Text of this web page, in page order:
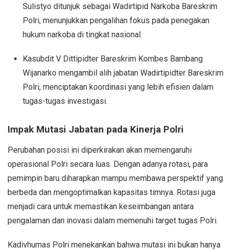
Sulistyo ditunjuk sebagai Wadirtipid Narkoba Bareskrim
Polri, menunjukkan pengalihan fokus pada penegakan
hukum narkoba di tingkat nasional.
Kasubdit V Dittipidter Bareskrim Kombes Bambang
Wijanarko mengambil alih jabatan Wadirtipidter Bareskrim
Polri, menciptakan koordinasi yang lebih efisien dalam
tugas-tugas investigasi.
Impak Mutasi Jabatan pada Kinerja Polri
Perubahan posisi ini diperkirakan akan memengaruhi
operasional Polri secara luas. Dengan adanya rotasi, para
pemimpin baru diharapkan mampu membawa perspektif yang
berbeda dan mengoptimalkan kapasitas timnya. Rotasi juga
menjadi cara untuk memastikan keseimbangan antara
pengalaman dan inovasi dalam memenuhi target tugas Polri.
Kadivhumas Polri menekankan bahwa mutasi ini bukan hanya